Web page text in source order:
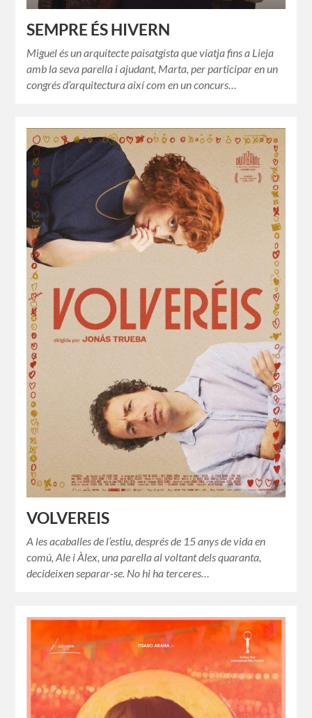
SEMPRE ÉS HIVERN
Miguel és un arquitecte paisatgista que viatja fins a Lieja
amb la seva parella i ajudant, Marta, per participar en un
congrés d’arquitectura així com en un concurs…
VOLVEREIS
A les acaballes de l’estiu, després de 15 anys de vida en
comú, Ale i Àlex, una parella al voltant dels quaranta,
decideixen separar-se. No hi ha terceres…